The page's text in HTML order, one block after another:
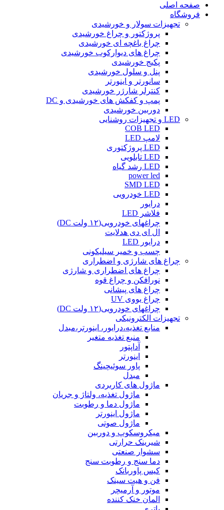
صفحه اصلی
فروشگاه
تجهیزات سولار و خورشیدی
پروژکتور و چراغ خورشیدی
چراغ باغچه ای خورشیدی
چراغ های دیوارکوب خورشیدی
پکیج خورشیدی
پنل و سلول خورشیدی
سانورتر و اینورتر
کنترلر شارژر خورشیدی
پمپ و کفکش های خورشیدی و DC
دوربین خورشیدی
LED و تجهیزات روشنایی
COB LED
لامپ LED
LED پروژکتوری
LED تابلویی
LED رشد گیاه
power led
SMD LED
LED خودرویی
درایور
فلاشر LED
چراغهای خودرویی(۱۲ ولت DC)
ال ای دی هدلایت
درایور LED
چسب و خمیر سیلیکونی
چراغ های شارژی و اضطراری
چراغ های اضطراری و شارژی
نورافکن و چراغ قوه
چراغ های پیشانی
چراغ یووی UV
چراغهای خودرویی(۱۲ ولت DC)
تجهیزات الکترونیکی
منابع تغذیه،درایور، اینورتر،مبدل
منبع تغذیه متغیر
آداپتور
اینورتر
پاور سوئیچینگ
مبدل
ماژول های کاربردی
ماژول تغذیه، ولتاژ و جریان
ماژول دما و رطوبت
ماژول اینورتر
ماژول صوتی
میکروسکوپ و دوربین
شیرینک حرارتی
سشوار صنعتی
دما سنج و رطوبت سنج
کیس پاوربانک
فن و هیت سینک
موتور و آرمیچر
المان خنک کننده